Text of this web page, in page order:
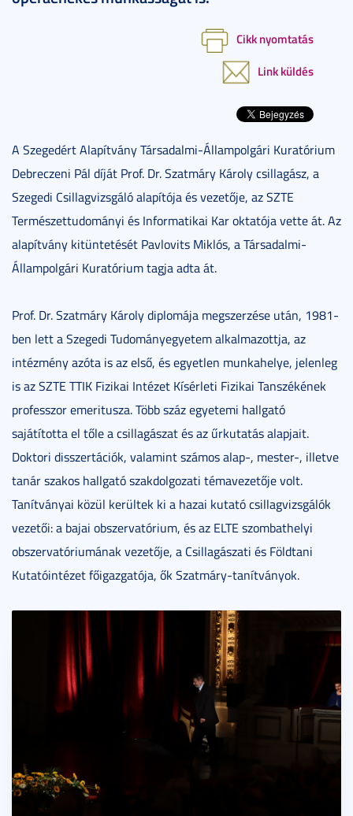
Cikk nyomtatás
Link küldés
A Szegedért Alapítvány Társadalmi-Állampolgári Kuratórium
Debreczeni Pál díját Prof. Dr. Szatmáry Károly csillagász, a
Szegedi Csillagvizsgáló alapítója és vezetője, az SZTE
Természettudományi és Informatikai Kar oktatója vette át. Az
alapítvány kitüntetését Pavlovits Miklós, a Társadalmi-
Állampolgári Kuratórium tagja adta át.
Prof. Dr. Szatmáry Károly diplomája megszerzése után, 1981-
ben lett a Szegedi Tudományegyetem alkalmazottja, az
intézmény azóta is az első, és egyetlen munkahelye, jelenleg
is az SZTE TTIK Fizikai Intézet Kísérleti Fizikai Tanszékének
professzor emeritusza. Több száz egyetemi hallgató
sajátította el tőle a csillagászat és az űrkutatás alapjait.
Doktori disszertációk, valamint számos alap-, mester-, illetve
tanár szakos hallgató szakdolgozati témavezetője volt.
Tanítványai közül kerültek ki a hazai kutató csillagvizsgálók
vezetői: a bajai obszervatórium, és az ELTE szombathelyi
obszervatóriumának vezetője, a Csillagászati és Földtani
Kutatóintézet főigazgatója, ők Szatmáry-tanítványok.